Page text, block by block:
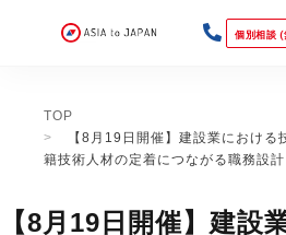
個別相談 (
TOP
【8月19日開催】建設業における
籍技術人材の定着につながる職務設
【8月19日開催】建設